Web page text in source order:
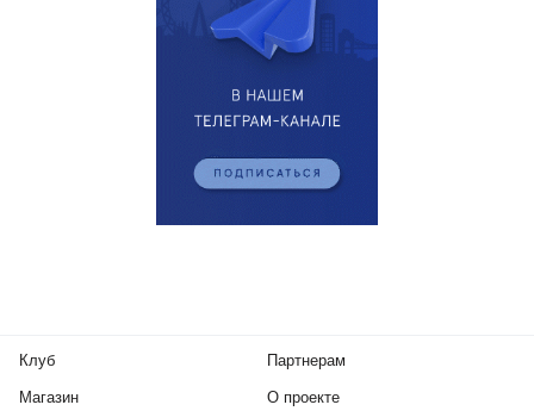
Клуб
Магазин
Партнерам
О проекте